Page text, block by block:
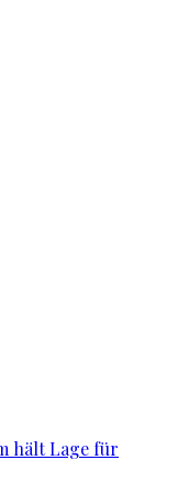
hält Lage für